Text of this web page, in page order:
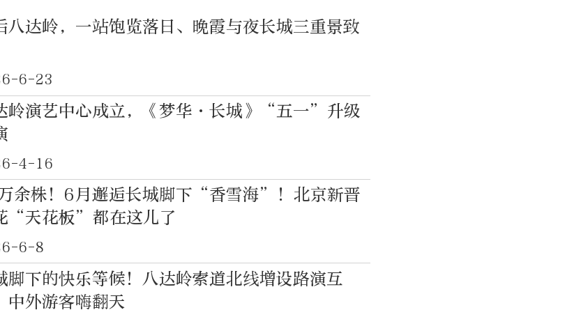
八达岭，一站饱览落日、晚霞与夜长城三重景致
6-23
岭演艺中心成立，《梦华·长城》“五一”升级
4-16
余株！6月邂逅长城脚下“香雪海”！北京新晋
“天花板”都在这儿了
6-8
脚下的快乐等候！八达岭索道北线增设路演互
中外游客嗨翻天